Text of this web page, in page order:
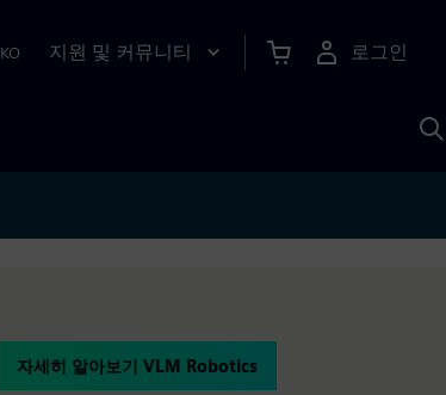
KO 지원 및 커뮤니티 로그인
자세히 알아보기 VLM Robotics